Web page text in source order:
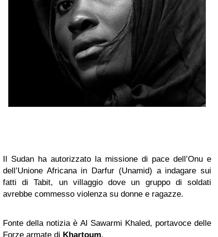
Il Sudan ha autorizzato la missione di pace dell’Onu e
dell’Unione Africana in Darfur (Unamid) a indagare sui
fatti di Tabit, un villaggio dove un gruppo di soldati
avrebbe commesso violenza su donne e ragazze.
Fonte della notizia è Al Sawarmi Khaled, portavoce delle
Forze armate di Khartoum.